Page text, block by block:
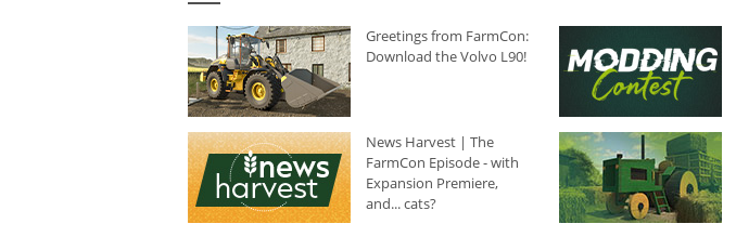
Greetings from FarmCon:
Download the Volvo L90!
News Harvest | The
FarmCon Episode - with
Expansion Premiere,
and... cats?